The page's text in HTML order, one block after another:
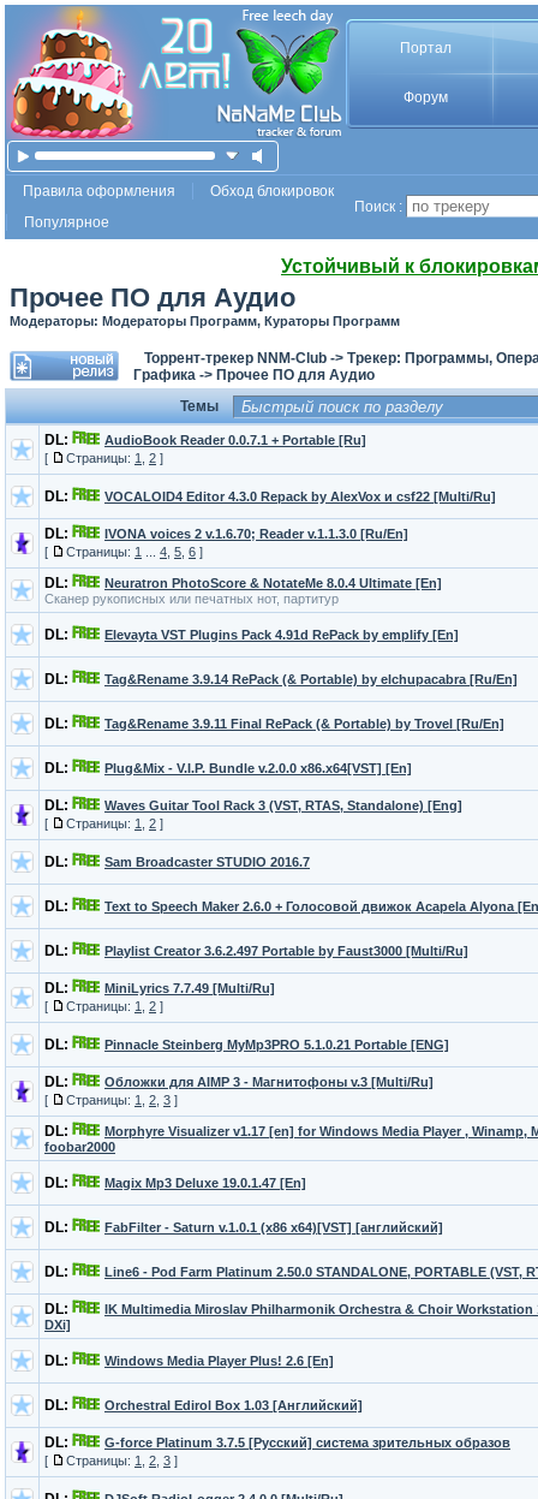
Портал
Форум
Правила оформления
Обход блокировок
Популярное
Поиск :
Устойчивый к
Прочее ПО для Аудио
Модераторы: Модераторы Программ, Кураторы Программ
Торрент-трекер NNM-Club -> Трекер: Программы,
Графика -> Прочее ПО для Аудио
Темы
DL:
AudioBook Reader 0.0.7.1 + Portable [Ru]
[
Страницы: 1 2 ]
DL: VOCALOID4 Editor 4.3.0 Repack by AlexVox и csf22 [Multi/Ru]
DL:
IVONA voices 2 v.1.6.70; Reader v.1.1.3.0 [Ru/En]
[
Страницы: 1 4 5 6 ]
DL:
Neuratron PhotoScore & NotateMe 8.0.4 Ultimate [En]
Сканер рукописных или печатных нот, партитур
DL: Elevayta VST Plugins Pack 4.91d RePack by emplify [En]
DL: Tag&Rename 3.9.14 RePack (& Portable) by elchupacabra [Ru/En]
DL: Tag&Rename 3.9.11 Final RePack (& Portable) by Trovel [Ru/En]
DL: Plug&Mix - V.I.P. Bundle v.2.0.0 x86.x64[VST] [En]
DL:
Waves Guitar Tool Rack 3 (VST, RTAS, Standalone) [Eng]
[
Страницы: 1 2 ]
DL: Sam Broadcaster STUDIO 2016.7
DL: Text to Speech Maker 2.6.0 + Голосовой движок Acapela Alyona
DL: Playlist Creator 3.6.2.497 Portable by Faust3000 [Multi/Ru]
DL:
MiniLyrics 7.7.49 [Multi/Ru]
[
Страницы: 1 2 ]
DL: Pinnacle Steinberg MyMp3PRO 5.1.0.21 Portable [ENG]
DL:
Обложки для AIMP 3 - Магнитофоны v.3 [Multi/Ru]
[
Страницы: 1 2 3 ]
DL:
Morphyre Visualizer v1.17 [en] for Windows Media Player , Winamp,
foobar2000
DL: Magix Mp3 Deluxe 19.0.1.47 [En]
DL: FabFilter - Saturn v.1.0.1 (x86 x64)[VST] [английский]
DL: Line6 - Pod Farm Platinum 2.50.0 STANDALONE, PORTABLE (VST,
DL:
IK Multimedia Miroslav Philharmonik Orchestra & Choir Workstation
DXi]
DL: Windows Media Player Plus! 2.6 [En]
DL: Orchestral Edirol Box 1.03 [Английский]
DL:
G-force Platinum 3.7.5 [Русский] система зрительных образов
[
Страницы: 1 2 3 ]